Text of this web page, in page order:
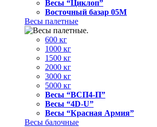
Весы “Циклоп”
Восточный базар 05M
Весы палетные
600 кг
1000 кг
1500 кг
2000 кг
3000 кг
5000 кг
Весы “ВСП4-П”
Весы “4D-U”
Весы “Красная Армия”
Весы балочные